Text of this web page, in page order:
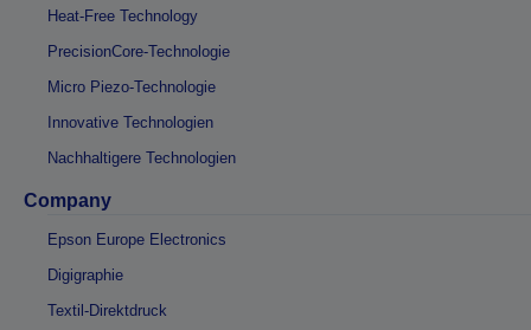
Heat-Free Technology
PrecisionCore-Technologie
Micro Piezo-Technologie
Innovative Technologien
Nachhaltigere Technologien
Company
Epson Europe Electronics
Digigraphie
Textil-Direktdruck